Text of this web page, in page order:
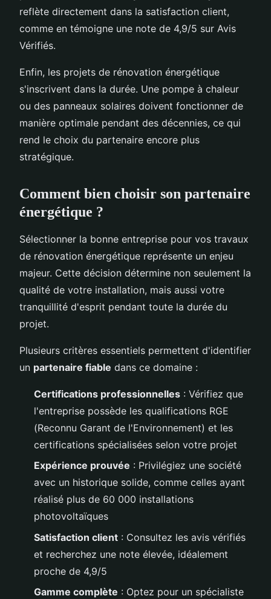
reflète directement dans la satisfaction client,
comme en témoigne une note de 4,9/5 sur Avis
Vérifiés.
Enfin, les projets de rénovation énergétique
s'inscrivent dans la durée. Une pompe à chaleur
ou des panneaux solaires doivent fonctionner de
manière optimale pendant des décennies, ce qui
rend le choix du partenaire encore plus
stratégique.
Comment bien choisir son partenaire
énergétique ?
Sélectionner la bonne entreprise pour vos travaux
de rénovation énergétique représente un enjeu
majeur. Cette décision détermine non seulement la
qualité de votre installation, mais aussi votre
tranquillité d'esprit pendant toute la durée du
projet.
Plusieurs critères essentiels permettent d'identifier
un partenaire fiable dans ce domaine :
Certifications professionnelles : Vérifiez que
l'entreprise possède les qualifications RGE
(Reconnu Garant de l'Environnement) et les
certifications spécialisées selon votre projet
Expérience prouvée : Privilégiez une société
avec un historique solide, comme celles ayant
réalisé plus de 60 000 installations
photovoltaïques
Satisfaction client : Consultez les avis vérifiés
et recherchez une note élevée, idéalement
proche de 4,9/5
Gamme complète : Optez pour un spécialiste